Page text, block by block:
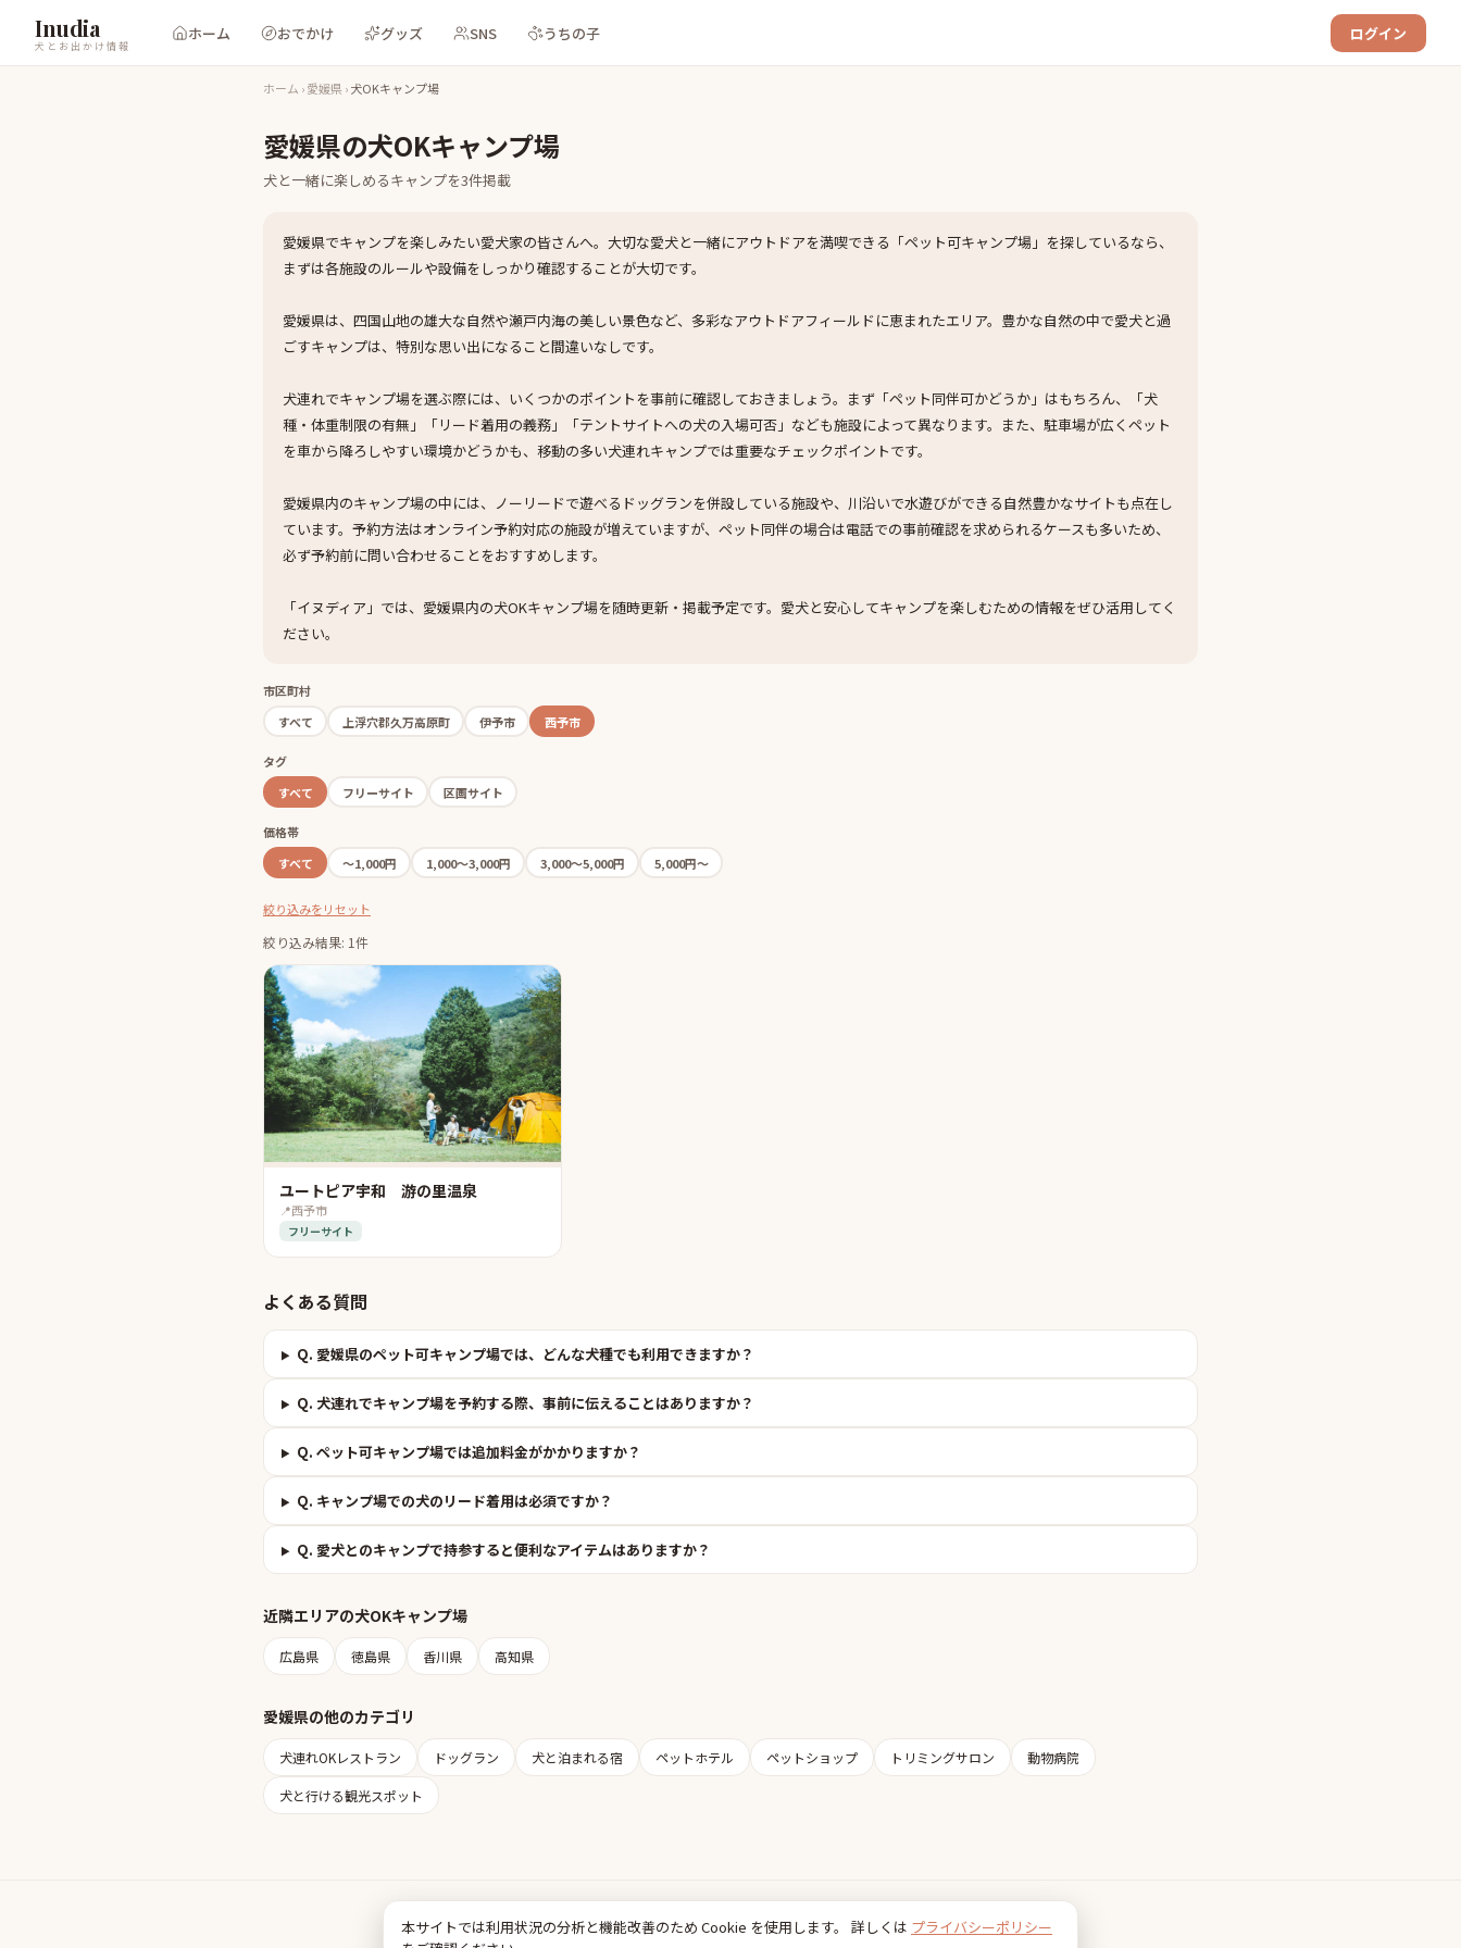
Inudia
犬とお出かけ情報
ホーム おでかけ グッズ SNS うちの子 ログイン
ホーム ›愛媛県›犬OKキャンプ場
愛媛県の犬OKキャンプ場
犬と一緒に楽しめるキャンプを3件掲載
愛媛県でキャンプを楽しみたい愛犬家の皆さんへ。大切な愛犬と一緒にアウトドアを満喫できる「ペット可キャンプ場」を探しているなら、
まずは各施設のルールや設備をしっかり確認することが大切です。
愛媛県は、四国山地の雄大な自然や瀬戸内海の美しい景色など、多彩なアウトドアフィールドに恵まれたエリア。豊かな自然の中で愛犬と過
ごすキャンプは、特別な思い出になること間違いなしです。
犬連れでキャンプ場を選ぶ際には、いくつかのポイントを事前に確認しておきましょう。まず「ペット同伴可かどうか」はもちろん、「犬
種・体重制限の有無」「リード着用の義務」「テントサイトへの犬の入場可否」なども施設によって異なります。また、駐車場が広くペット
を車から降ろしやすい環境かどうかも、移動の多い犬連れキャンプでは重要なチェックポイントです。
愛媛県内のキャンプ場の中には、ノーリードで遊べるドッグランを併設している施設や、川沿いで水遊びができる自然豊かなサイトも点在し
ています。予約方法はオンライン予約対応の施設が増えていますが、ペット同伴の場合は電話での事前確認を求められるケースも多いため、
必ず予約前に問い合わせることをおすすめします。
「イヌディア」では、愛媛県内の犬OKキャンプ場を随時更新・掲載予定です。愛犬と安心してキャンプを楽しむための情報をぜひ活用してく
ださい。
市区町村
すべて
上浮穴郡久万高原町 伊予市 西予市
タグ
すべて
フリーサイト 区画サイト
価格帯
すべて
〜1,000円 1,000〜3,000円 3,000〜5,000円 5,000円〜
絞り込みをリセット
絞り込み結果: 1件
ユートピア宇和 游の里温泉
📍西予市
フリーサイト
よくある質問
Q. 愛媛県のペット可キャンプ場では、どんな犬種でも利用できますか？
Q. 犬連れでキャンプ場を予約する際、事前に伝えることはありますか？
Q. ペット可キャンプ場では追加料金がかかりますか？
Q. キャンプ場での犬のリード着用は必須ですか？
Q. 愛犬とのキャンプで持参すると便利なアイテムはありますか？
近隣エリアの犬OKキャンプ場
広島県 徳島県 香川県 高知県
愛媛県の他のカテゴリ
犬連れOKレストラン ドッグラン 犬と泊まれる宿 ペットホテル ペットショップ トリミングサロン 動物病院
犬と行ける観光スポット
Inudia
犬とお出かけ情報
本サイトでは利用状況の分析と機能改善のため Cookie を使用します。 詳しくは プライバシーポリシー